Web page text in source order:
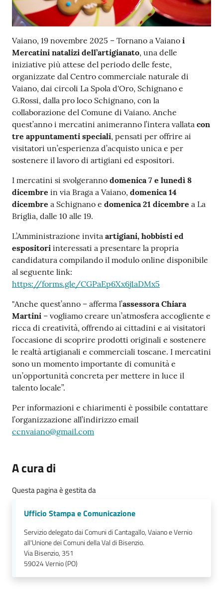
Contenuto
Vaiano, 19 novembre 2025 – Tornano a Vaiano i
Mercatini natalizi dell’artigianato, una delle
iniziative più attese del periodo delle feste,
organizzate dal Centro commerciale naturale di
Vaiano, dai circoli La Spola d'Oro, Schignano e
G.Rossi, dalla pro loco Schignano, con la
collaborazione del Comune di Vaiano. Anche
quest’anno i mercatini animeranno l’intera vallata con
tre appuntamenti speciali, pensati per offrire ai
visitatori un’esperienza d’acquisto unica e per
sostenere il lavoro di artigiani ed espositori.
I mercatini si svolgeranno domenica 7 e lunedì 8
dicembre in via Braga a Vaiano, domenica 14
dicembre a Schignano e domenica 21 dicembre a La
Briglia, dalle 10 alle 19.
L’Amministrazione invita artigiani, hobbisti ed
espositori interessati a presentare la propria
candidatura compilando il modulo online disponibile
al seguente link:
https://forms.gle/CGPaEp6Xx6j1aDMx5
"Anche quest’anno – afferma l’assessora Chiara
Martini – vogliamo creare un’atmosfera accogliente e
ricca di creatività, offrendo ai cittadini e ai visitatori
l’occasione di scoprire prodotti originali e sostenere
le realtà artigianali e commerciali toscane. I mercatini
sono un momento importante di comunità e
un’opportunità concreta per mettere in luce il
talento locale”.
Per informazioni e chiarimenti è possibile contattare
l’organizzazione all’indirizzo email
ccnvaiano@gmail.com
A cura di
Questa pagina è gestita da
Ufficio Stampa e Comunicazione
Servizio delegato dai Comuni di Cantagallo, Vaiano e Vernio
all'Unione dei Comuni della Val di Bisenzio.
Via Bisenzio, 351
59024Vernio (PO)